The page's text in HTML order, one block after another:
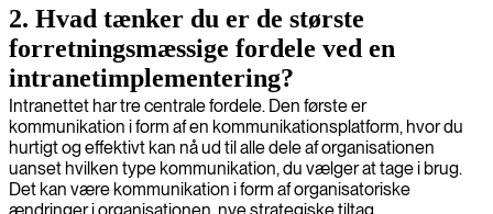
2. Hvad tænker du er de største
forretningsmæssige fordele ved en
intranetimplementering?
Intranettet har tre centrale fordele. Den første er
kommunikation i form af en kommunikationsplatform, hvor du
hurtigt og effektivt kan nå ud til alle dele af organisationen
uanset hvilken type kommunikation, du vælger at tage i brug.
Det kan være kommunikation i form af organisatoriske